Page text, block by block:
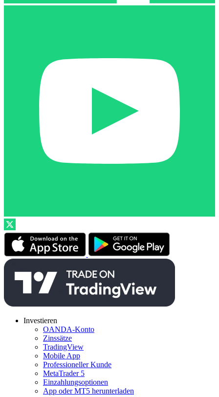
Investieren
OANDA-Konto
Zinssätze
TradingView
Mobile App
Professioneller Kunde
MetaTrader 5
Einzahlungsoptionen
App oder MT5 herunterladen